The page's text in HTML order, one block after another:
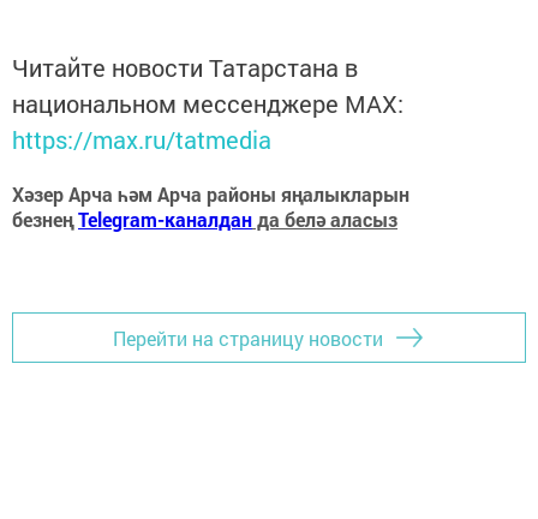
Читайте новости Татарстана в
национальном мессенджере MАХ:
https://max.ru/tatmedia
Хәзер Арча һәм Арча районы яңалыкларын
безнеңTelegram-каналданда белә аласыз
Перейти на страницу новости